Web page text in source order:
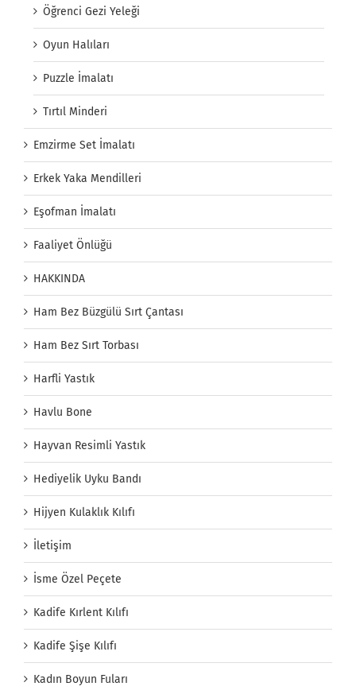
Öğrenci Gezi Yeleği
Oyun Halıları
Puzzle İmalatı
Tırtıl Minderi
Emzirme Set İmalatı
Erkek Yaka Mendilleri
Eşofman İmalatı
Faaliyet Önlüğü
HAKKINDA
Ham Bez Büzgülü Sırt Çantası
Ham Bez Sırt Torbası
Harfli Yastık
Havlu Bone
Hayvan Resimli Yastık
Hediyelik Uyku Bandı
Hijyen Kulaklık Kılıfı
İletişim
İsme Özel Peçete
Kadife Kırlent Kılıfı
Kadife Şişe Kılıfı
Kadın Boyun Fuları